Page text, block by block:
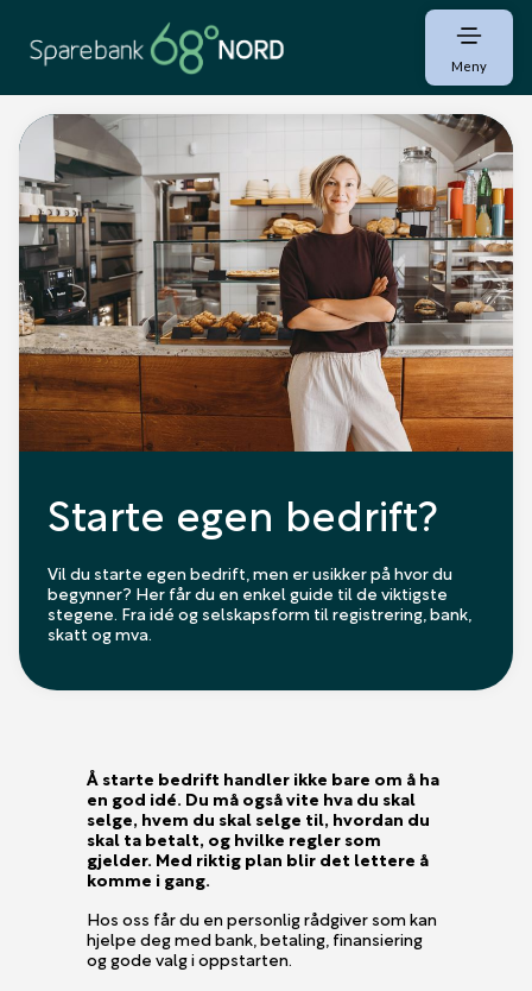
Meny
Starte egen bedrift?
Vil du starte egen bedrift, men er usikker på hvor du
begynner? Her får du en enkel guide til de viktigste
stegene. Fra idé og selskapsform til registrering, bank,
skatt og mva.
Å starte bedrift handler ikke bare om å ha
en god idé. Du må også vite hva du skal
selge, hvem du skal selge til, hvordan du
skal ta betalt, og hvilke regler som
gjelder. Med riktig plan blir det lettere å
komme i gang.
Hos oss får du en personlig rådgiver som kan
hjelpe deg med bank, betaling, finansiering
og gode valg i oppstarten.